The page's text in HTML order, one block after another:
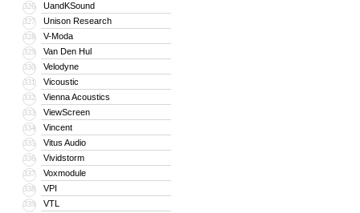
326 UandKSound
327 Unison Research
328 V-Moda
329 Van Den Hul
330 Velodyne
331 Vicoustic
332 Vienna Acoustics
333 ViewScreen
334 Vincent
335 Vitus Audio
336 Vividstorm
337 Voxmodule
338 VPI
339 VTL